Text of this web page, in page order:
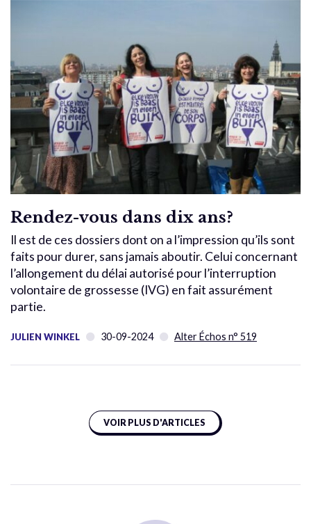
Rendez-vous dans dix ans?
Il est de ces dossiers dont on a l’impression qu’ils sont
faits pour durer, sans jamais aboutir. Celui concernant
l’allongement du délai autorisé pour l’interruption
volontaire de grossesse (IVG) en fait assurément
partie.
JULIEN WINKEL 30-09-2024 Alter Échos n° 519
VOIR PLUS D'ARTICLES